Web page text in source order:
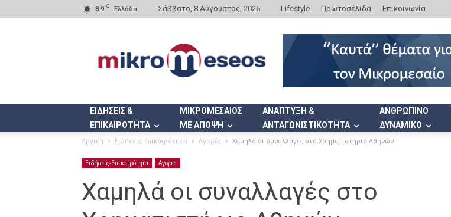
8.9 C Ελλάδα Σάββατο, 8 Αύγουστος, 2026 Lifestyle Πρωτοσέλιδα Επικοινωνία
ΕΙΔΗΣΕΙΣ &
ΕΠΙΚΑΙΡΟΤΗΤΑ
ΜΙΚΡΟΜΕΣΑΙΟΣ
ΜΕ ΑΠΟΨΗ
ΑΝΑΠΤΥΞΗ &
ΑΝΤΑΓΩΝΙΣΤΙΚΟΤΗΤΑ
ΑΝΘΡΩΠΙΝΟ
ΔΥΝΑΜΙΚΟ
Αρχική Ειδήσεις-Επικαιρότητα Αγορές Χαμηλά οι συναλλαγές στο Χρηματιστήριο Αθηνών
Ειδήσεις-Επικαιρότητα Αγορές
Χαμηλά οι συναλλαγές στο